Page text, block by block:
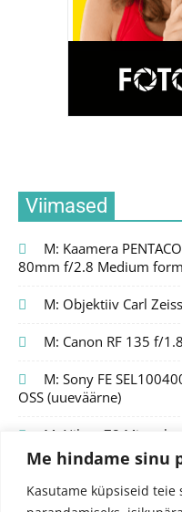
Me hindame sinu
Kasutame küpsiseid teie
Viimased
M: Kaamera
80mm f/2.8 Medium
M: Objektiiv Carl
M: Canon RF 135 f/
M: Sony FE
OSS (uueväärne)
M: Nikon Z8